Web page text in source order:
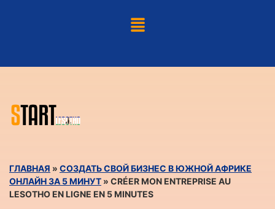
ГЛАВНАЯ » СОЗДАТЬ СВОЙ БИЗНЕС В ЮЖНОЙ АФРИКЕ
ОНЛАЙН ЗА 5 МИНУТ » CRÉER MON ENTREPRISE AU
LESOTHO EN LIGNE EN 5 MINUTES